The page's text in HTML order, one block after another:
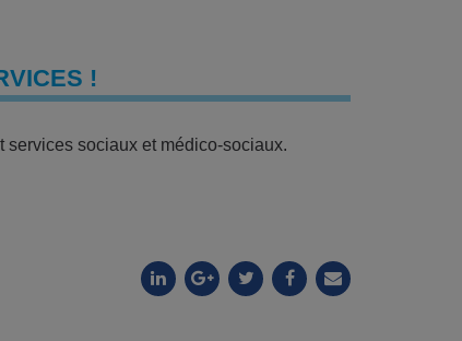
!
services sociaux et médico-sociaux.